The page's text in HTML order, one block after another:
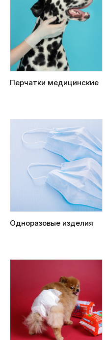
Перчатки медицинские
Одноразовые изделия